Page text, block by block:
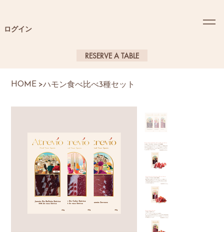
RESERVE A TABLE
ログイン
HOME >ハモン食べ比べ3種セット